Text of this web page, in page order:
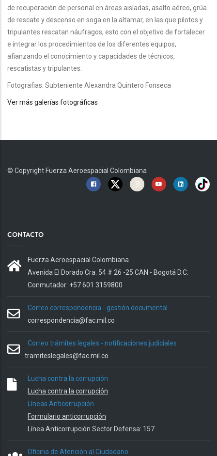
de recuperación de personal en áreas aisladas, asalto aéreo, grúa
de rescate y descenso en soga en la altamar, en las que pilotos y
tripulantes rescatan náufragos, esto con el objetivo de fortalecer
e integrar los procedimientos de los diferentes equipos,
afianzando el conocimiento y capacidades de técnicos,
rescatistas y tripulantes.
Fotografias: Subteniente Alexandra Quintero Fonseca
Ver más galerías fotográficas
© Copyright Fuerza Aeroespacial Colombiana
CONTACTO
Fuerza Aeroespacial Colombiana
Avenida El Dorado Cra. 54 # 26 -25 CAN - Bogotá D.C.
Conmutador: +57 601 3159800
Correo correspondencia - gestión documental
correspondencia@fac.mil.co
Correo trámites legales - notificaciones judiciales
tramiteslegales@fac.mil.co
Lucha contra la corrupción
Lucha contra la corrupción
Líneas Anticorrupción
Formulario anticorrupción
Línea Anticorrupción Sector Defensa: 157
Oficina de Atención al Ciudadano